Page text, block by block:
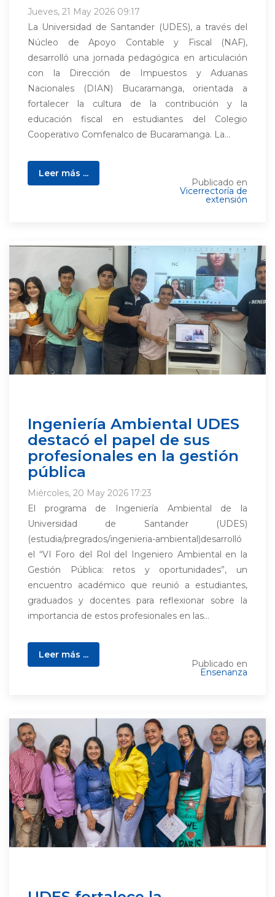
Jueves, 21 May 2026 09:17
La Universidad de Santander (UDES), a través del
Núcleo de Apoyo Contable y Fiscal (NAF),
desarrolló una jornada pedagógica en articulación
con la Dirección de Impuestos y Aduanas
Nacionales (DIAN) Bucaramanga, orientada a
fortalecer la cultura de la contribución y la
educación fiscal en estudiantes del Colegio
Cooperativo Comfenalco de Bucaramanga. La...
Leer más ...
Publicado en
Vicerrectoría de
extensión
Ingeniería Ambiental UDES
destacó el papel de sus
profesionales en la gestión
pública
Miércoles, 20 May 2026 17:23
El programa de Ingeniería Ambiental de la
Universidad de Santander (UDES)
(estudia/pregrados/ingenieria-ambiental)desarrolló
el “VI Foro del Rol del Ingeniero Ambiental en la
Gestión Pública: retos y oportunidades”, un
encuentro académico que reunió a estudiantes,
graduados y docentes para reflexionar sobre la
importancia de estos profesionales en las...
Leer más ...
Publicado en
Ensenanza